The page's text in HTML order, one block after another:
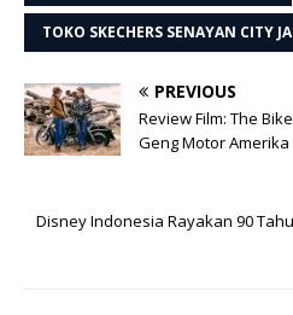
TOKO SKECHERS SENAYAN CITY
PREVIOUS
Review Film: The
Geng Motor Amerika
Disney Indonesia Rayakan 90